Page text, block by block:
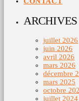
ARCHIVES
juillet 2026
juin 2026
avril 2026
mars 2026
décembre
mars 2025
octobre
juillet 2024